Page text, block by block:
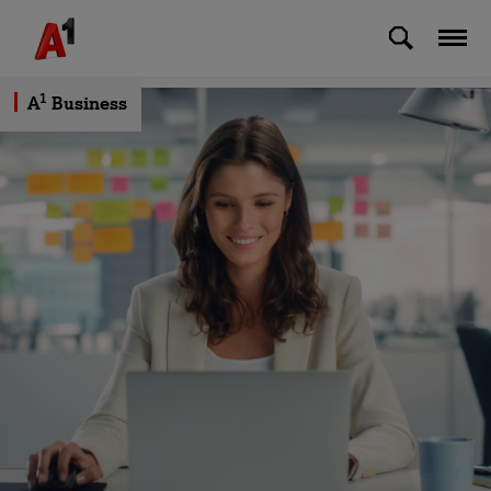
Skip to Main Content
A1 Business
Pričuvna veza Pro